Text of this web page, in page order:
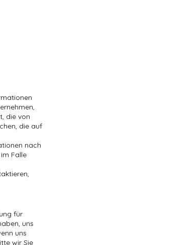
die von
die auf
nach
Falle
für
uns
uns
wir Sie